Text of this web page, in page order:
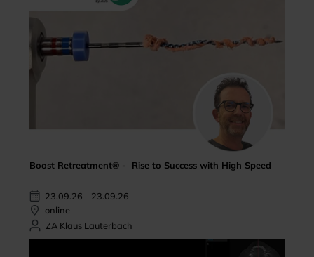
Boost Retreatment® - Rise to Success with High Speed
23.09.26 - 23.09.26
online
ZA Klaus Lauterbach